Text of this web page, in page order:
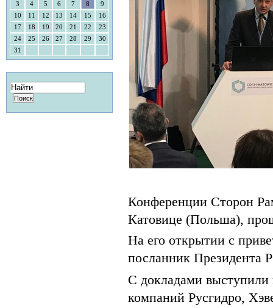
Конференции Сторон
Катовице (Польша),
На его открытии с
посланник Президента
С докладами выступили
компаний Русгидро,
3
4 5 6 7 8
9
10
11 12 13 14 15
16
17
18 19 20 21 22
23
24
25 26 27 28 29
30
31